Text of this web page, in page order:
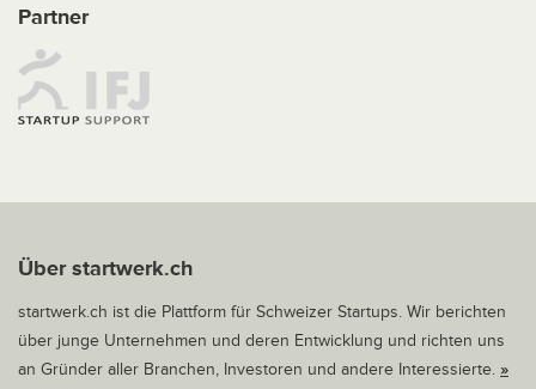
Partner
Über startwerk.ch
startwerk.ch ist die Plattform für Schweizer Startups. Wir berichten
über junge Unternehmen und deren Entwicklung und richten uns
an Gründer aller Branchen, Investoren und andere Interessierte. »